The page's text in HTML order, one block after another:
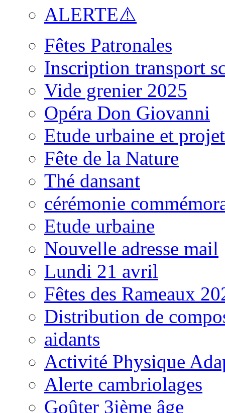
ALERTE⚠️
Fêtes Patronales
Inscription transport
Vide grenier 2025
Opéra Don Giovanni
Etude urbaine et
Fête de la Nature
Thé dansant
cérémonie
Etude urbaine
Nouvelle adresse mail
Lundi 21 avril
Fêtes des Rameaux
Distribution de
aidants
Activité Physique
Alerte cambriolages
Goûter 3ième âge